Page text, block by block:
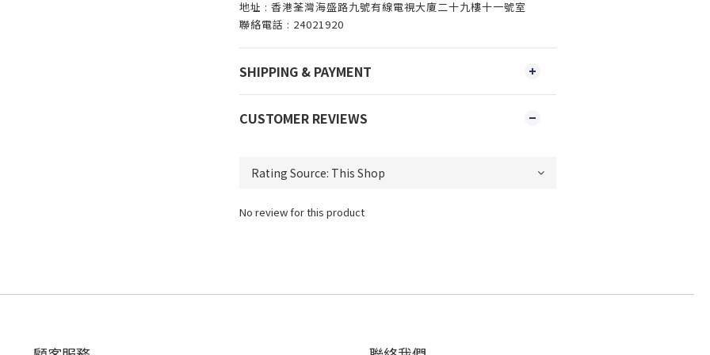
地址 : 香港荃灣海盛路九號有線電視大廈二十九樓十一號室
聯絡電話 : 24021920
SHIPPING & PAYMENT
CUSTOMER REVIEWS
No review for this product